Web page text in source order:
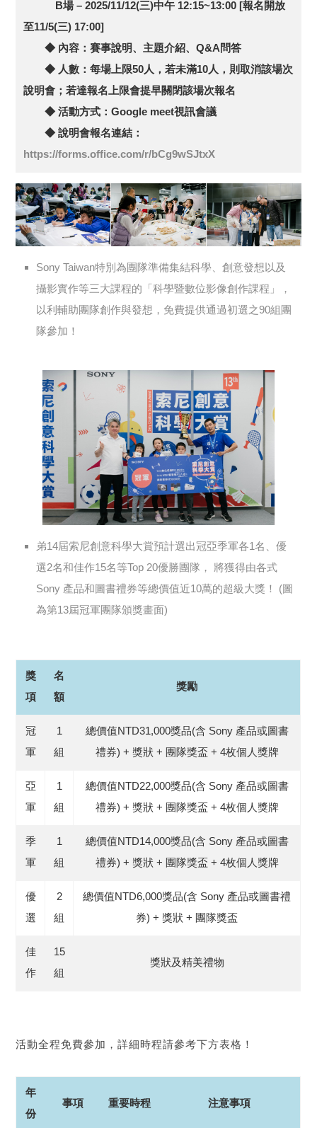
B場 – 2025/11/12(三)中午 12:15~13:00 [報名開放
至11/5(三) 17:00]
◆ 內容：賽事說明、主題介紹、Q&A問答
◆ 人數：每場上限50人，若未滿10人，則取消該場次
說明會；若達報名上限會提早關閉該場次報名
◆ 活動方式：Google meet視訊會議
◆ 說明會報名連結：
https://forms.office.com/r/bCg9wSJtxX
Sony Taiwan特別為團隊準備集結科學、創意發想以及
攝影實作等三大課程的「科學暨數位影像創作課程」，
以利輔助團隊創作與發想，免費提供通過初選之90組團
隊參加！
弟14屆索尼創意科學大賞預計選出冠亞季軍各1名、優
選2名和佳作15名等Top 20優勝團隊， 將獲得由各式
Sony 產品和圖書禮券等總價值近10萬的超級大獎！ (圖
為第13屆冠軍團隊頒獎畫面)
獎
項
名
額
獎勵
冠
軍
1
組
總價值NTD31,000獎品(含 Sony 產品或圖書
禮券) + 獎狀 + 團隊獎盃 + 4枚個人獎牌
亞
軍
1
組
總價值NTD22,000獎品(含 Sony 產品或圖書
禮券) + 獎狀 + 團隊獎盃 + 4枚個人獎牌
季
軍
1
組
總價值NTD14,000獎品(含 Sony 產品或圖書
禮券) + 獎狀 + 團隊獎盃 + 4枚個人獎牌
優
選
2
組
總價值NTD6,000獎品(含 Sony 產品或圖書禮
券) + 獎狀 + 團隊獎盃
佳
作
15
組
獎狀及精美禮物
活動全程免費參加，詳細時程請參考下方表格！
年
份
事項 重要時程 注意事項